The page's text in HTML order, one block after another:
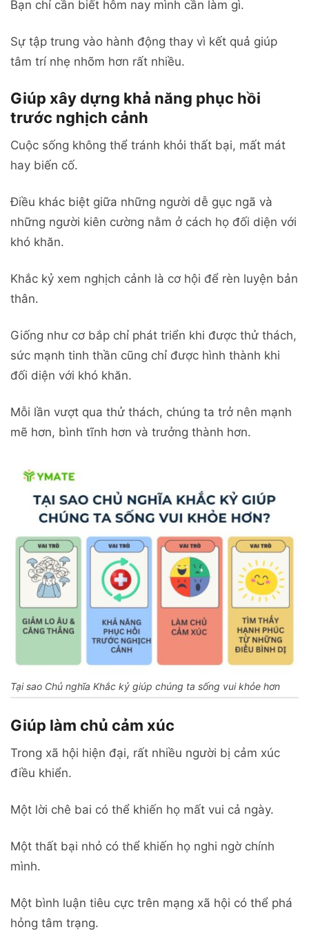
Bạn chỉ cần biết hôm nay mình cần làm gì.
Sự tập trung vào hành động thay vì kết quả giúp
tâm trí nhẹ nhõm hơn rất nhiều.
Giúp xây dựng khả năng phục hồi
trước nghịch cảnh
Cuộc sống không thể tránh khỏi thất bại, mất mát
hay biến cố.
Điều khác biệt giữa những người dễ gục ngã và
những người kiên cường nằm ở cách họ đối diện với
khó khăn.
Khắc kỷ xem nghịch cảnh là cơ hội để rèn luyện bản
thân.
Giống như cơ bắp chỉ phát triển khi được thử thách,
sức mạnh tinh thần cũng chỉ được hình thành khi
đối diện với khó khăn.
Mỗi lần vượt qua thử thách, chúng ta trở nên mạnh
mẽ hơn, bình tĩnh hơn và trưởng thành hơn.
Tại sao Chủ nghĩa Khắc kỷ giúp chúng ta sống vui khỏe hơn
Giúp làm chủ cảm xúc
Trong xã hội hiện đại, rất nhiều người bị cảm xúc
điều khiển.
Một lời chê bai có thể khiến họ mất vui cả ngày.
Một thất bại nhỏ có thể khiến họ nghi ngờ chính
mình.
Một bình luận tiêu cực trên mạng xã hội có thể phá
hỏng tâm trạng.